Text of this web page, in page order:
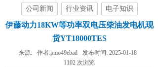
公司新闻 行业资讯 电子知识
伊藤动力18KW等功率双电压柴油发电机现
货YT18000TES
来源: 作者:pmo49ebad 发布时间: 2025-01-18
1102 次浏览